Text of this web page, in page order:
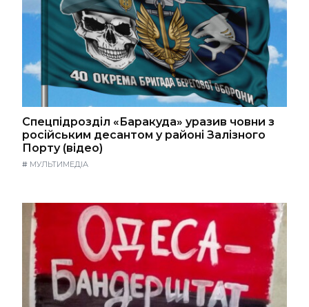
Спецпідрозділ «Баракуда» уразив човни з
російським десантом у районі Залізного
Порту (відео)
# МУЛЬТИМЕДІА